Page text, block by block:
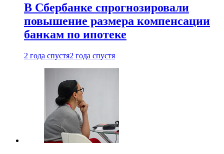
В Сбербанке спрогнозировали
повышение размера компенсации
банкам по ипотеке
2 года спустя2 года спустя